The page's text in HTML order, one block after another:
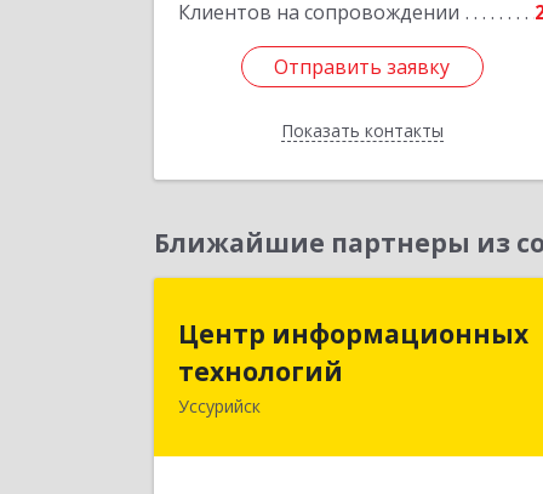
Клиентов на сопровождении
Отправить заявку
Показать контакты
Отправить заявку
Назад
Ближайшие партнеры из
Центр информационных
технологий
Уссурийск
Центр информационных
технологий
692512, Приморский край, Уссурийск